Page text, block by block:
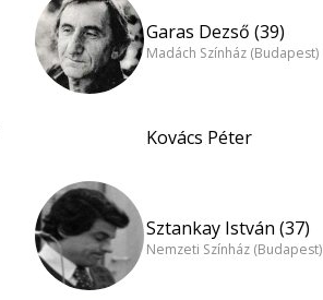
Garas Dezső (39)
Madách Színház (Budapest)
Kovács Péter
Sztankay István (37)
Nemzeti Színház (Budapest)